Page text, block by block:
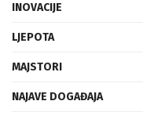
INOVACIJE
LJEPOTA
MAJSTORI
NAJAVE DOGAĐAJA